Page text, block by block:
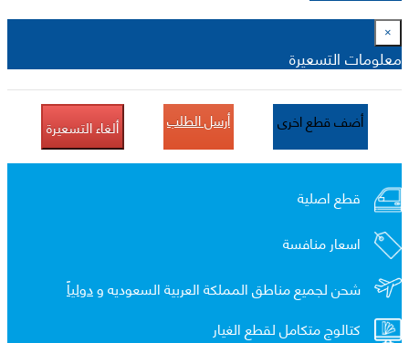
×
معلومات التسعيرة
أضف قطع اخرى أرسل الطلب ألغاء التسعيرة
قطع اصلية
اسعار منافسة
شحن لجميع مناطق المملكة العربية السعوديه ودولياً
كتالوج متكامل لقطع الغيار